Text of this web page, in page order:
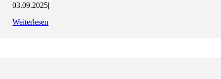
03.09.2025|
Weiterlesen